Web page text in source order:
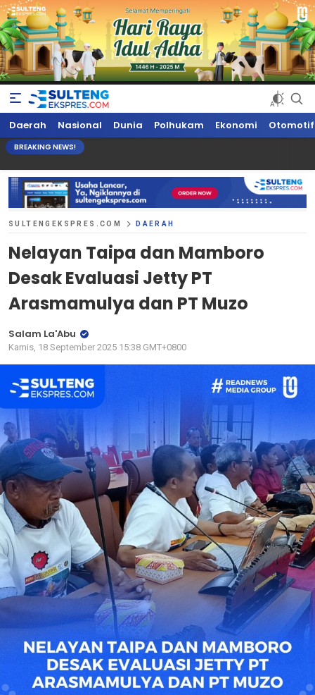
Sultengekspres.com
Berita Seputar Sulteng Hari Ini, Update Terkini, Suaranya Rakyat
Sulteng
Daerah Nasional Dunia Polhukam Ekonomi Otomotif
BREAKING NEWS!
SULTENGEKSPRES.COM DAERAH
Nelayan Taipa dan Mamboro
Desak Evaluasi Jetty PT
Arasmamulya dan PT Muzo
Salam La'Abu
Kamis, 18 September 2025 15:38 GMT+0800